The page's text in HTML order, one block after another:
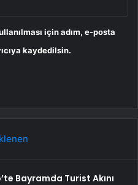
için adım, e-posta
kaydedilsin.
Bayramda Turist Akını